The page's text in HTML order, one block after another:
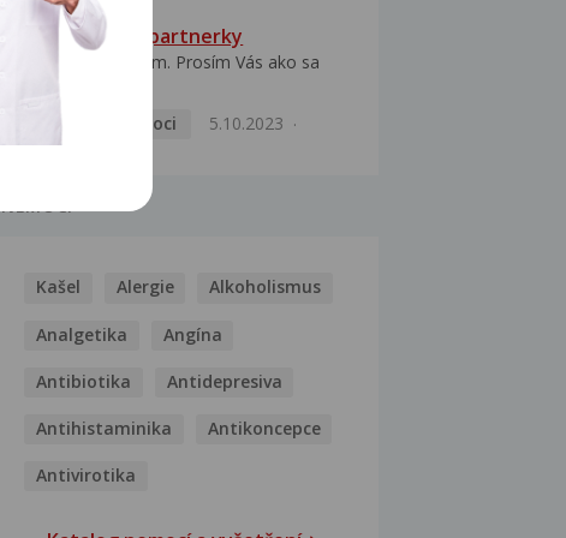
HPV typ 52 u partnerky
Dobrý deň prajem. Prosím Vás ako sa
Pohlavní nemoci
5.10.2023
NEMOCI
Kašel Alergie Alkoholismus
Analgetika Angína
Antibiotika Antidepresiva
Antihistaminika Antikoncepce
Antivirotika